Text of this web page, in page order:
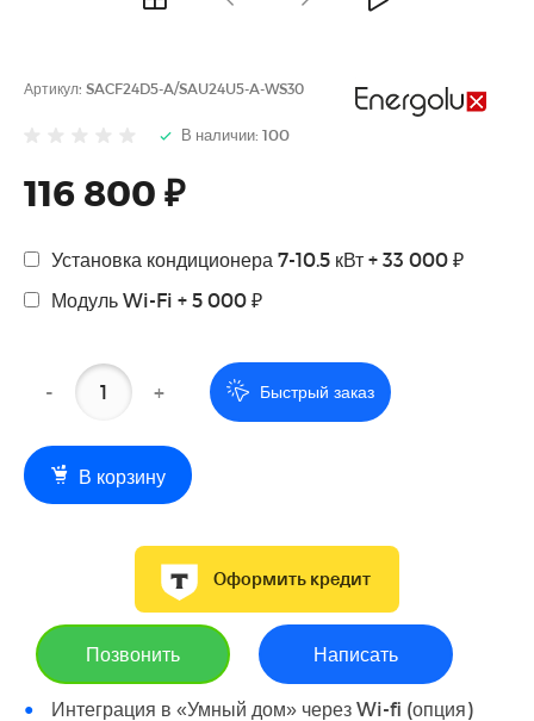
Артикул: SACF24D5-A/SAU24U5-A-WS30
В наличии: 100
116 800 ₽
Установка кондиционера 7-10.5 кВт + 33 000 ₽
Модуль Wi-Fi + 5 000 ₽
- + Быстрый заказ
В корзину
Оформить кредит
Позвонить Написать
Интеграция в «Умный дом» через Wi-fi (опция)